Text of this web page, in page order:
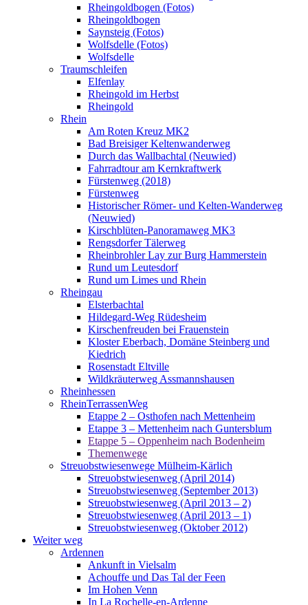
Rheingoldbogen (Fotos)
Rheingoldbogen
Saynsteig (Fotos)
Wolfsdelle (Fotos)
Wolfsdelle
Traumschleifen
Elfenlay
Rheingold im Herbst
Rheingold
Rhein
Am Roten Kreuz MK2
Bad Breisiger Keltenwanderweg
Durch das Wallbachtal (Neuwied)
Fahrradtour am Kernkraftwerk
Fürstenweg (2018)
Fürstenweg
Historischer Römer- und Kelten-Wanderweg
(Neuwied)
Kirschblüten-Panoramaweg MK3
Rengsdorfer Tälerweg
Rheinbrohler Lay zur Burg Hammerstein
Rund um Leutesdorf
Rund um Limes und Rhein
Rheingau
Elsterbachtal
Hildegard-Weg Rüdesheim
Kirschenfreuden bei Frauenstein
Kloster Eberbach, Domäne Steinberg und
Kiedrich
Rosenstadt Eltville
Wildkräuterweg Assmannshausen
Rheinhessen
RheinTerrassenWeg
Etappe 2 – Osthofen nach Mettenheim
Etappe 3 – Mettenheim nach Guntersblum
Etappe 5 – Oppenheim nach Bodenheim
Themenwege
Streuobstwiesenwege Mülheim-Kärlich
Streuobstwiesenweg (April 2014)
Streuobstwiesenweg (September 2013)
Streuobstwiesenweg (April 2013 – 2)
Streuobstwiesenweg (April 2013 – 1)
Streuobstwiesenweg (Oktober 2012)
Weiter weg
Ardennen
Ankunft in Vielsalm
Achouffe und Das Tal der Feen
Im Hohen Venn
In La Rochelle-en-Ardenne